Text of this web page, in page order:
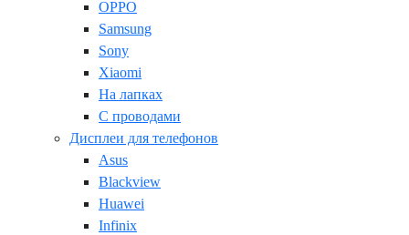
OPPO
Samsung
Sony
Xiaomi
На лапках
С проводами
Дисплеи для телефонов
Asus
Blackview
Huawei
Infinix